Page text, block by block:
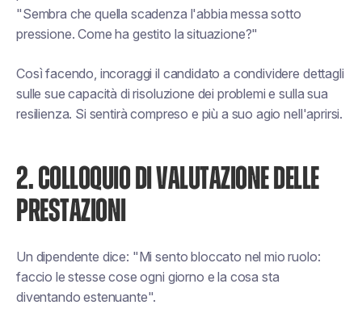
"Sembra che quella scadenza l'abbia messa sotto
pressione. Come ha gestito la situazione?"
Così facendo, incoraggi il candidato a condividere dettagli
sulle sue capacità di risoluzione dei problemi e sulla sua
resilienza. Si sentirà compreso e più a suo agio nell'aprirsi.
2. COLLOQUIO DI VALUTAZIONE DELLE
PRESTAZIONI
Un dipendente dice: "Mi sento bloccato nel mio ruolo:
faccio le stesse cose ogni giorno e la cosa sta
diventando estenuante".